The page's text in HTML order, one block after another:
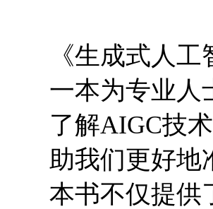
《生成式人
一本为专业人
了解AIGC技
助我们更好地
本书不仅提供